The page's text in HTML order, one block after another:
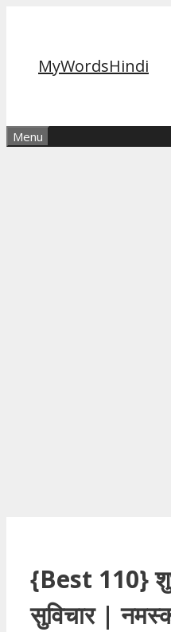
MyWordsHindi
Menu
{Best 110}
सुविचार |